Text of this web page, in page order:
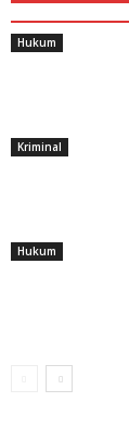
Hukum
Kriminal
Hukum